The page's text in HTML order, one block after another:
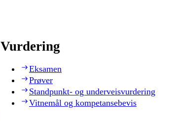
Vurdering
Eksamen
Prøver
Standpunkt- og underveisvurdering
Vitnemål og kompetansebevis